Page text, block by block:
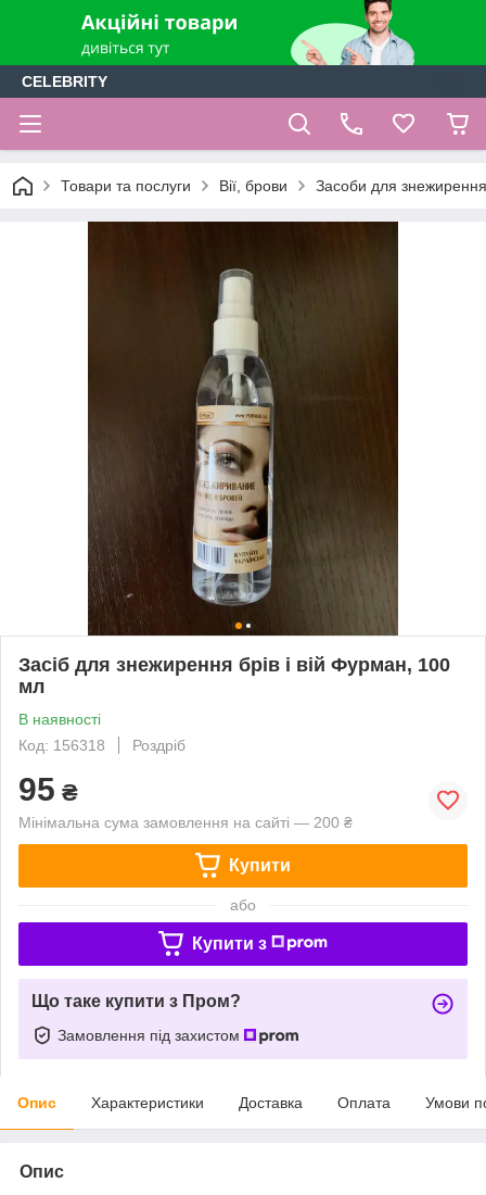
CELEBRITY
Товари та послуги Вії, брови Засоби для знежирення
Засіб для знежирення брів і вій Фурман, 100
мл
В наявності
Код: 156318
Роздріб
95 ₴
Мінімальна сума замовлення на сайті — 200 ₴
Купити
або
Купити з
Що таке купити з Пром?
Замовлення під захистом
Опис Характеристики Доставка Оплата Умови
Опис